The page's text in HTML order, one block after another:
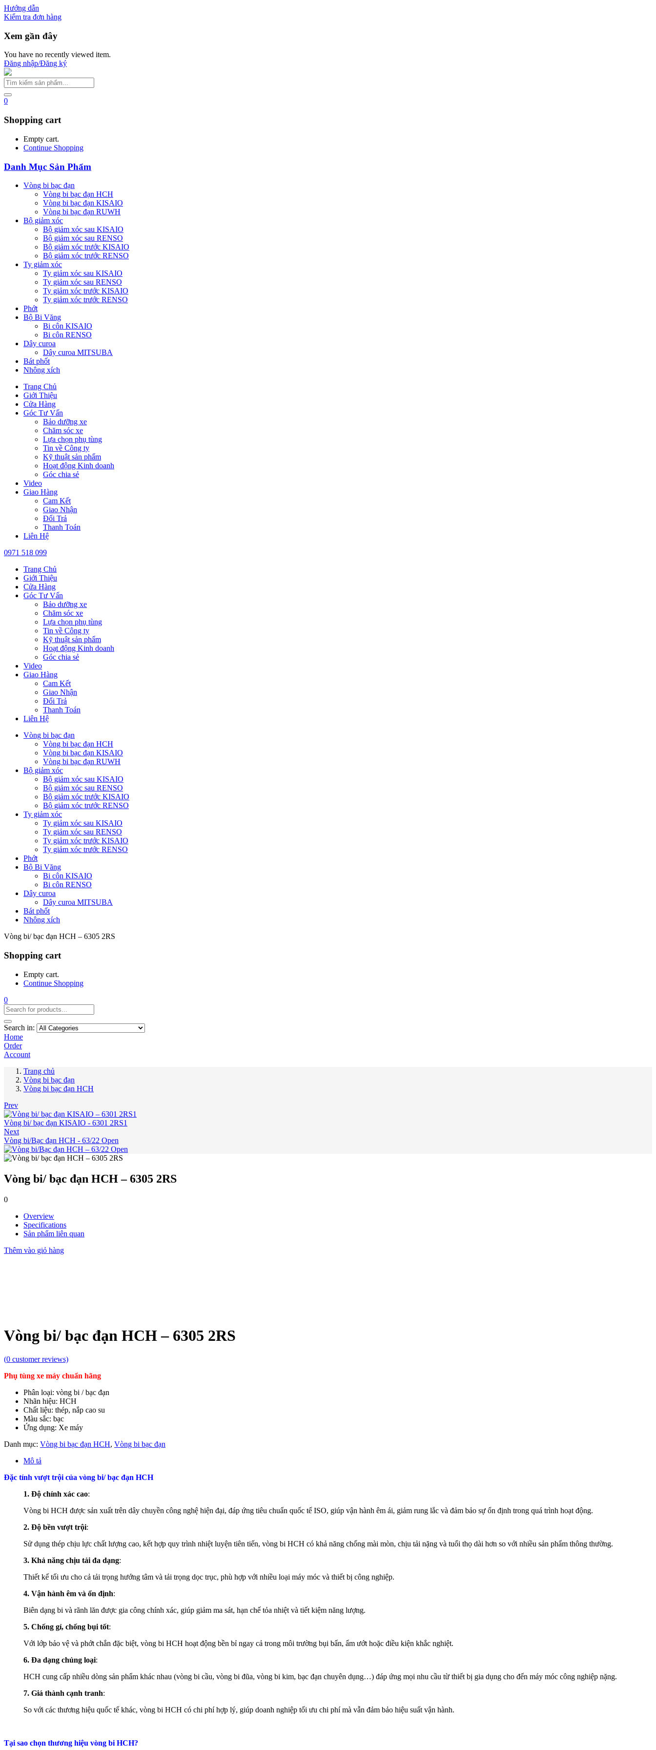
Hướng dẫn
Kiểm tra đơn hàng
Xem gần đây
You have no recently viewed item.
Đăng nhập/Đăng ký
0
Shopping cart
Empty cart.
Continue Shopping
Danh Mục Sản Phẩm
Vòng bi bạc đạn
Vòng bi bạc đạn HCH
Vòng bi bạc đạn KISAIO
Vòng bi bạc đạn RUWH
Bộ giảm xóc
Bộ giảm xóc sau KISAIO
Bộ giảm xóc sau RENSO
Bộ giảm xóc trước KISAIO
Bộ giảm xóc trước RENSO
Ty giảm xóc
Ty giảm xóc sau KISAIO
Ty giảm xóc sau RENSO
Ty giảm xóc trước KISAIO
Ty giảm xóc trước RENSO
Phớt
Bộ Bi Văng
Bi côn KISAIO
Bi côn RENSO
Dây curoa
Dây curoa MITSUBA
Bát phốt
Nhông xích
Trang Chủ
Giới Thiệu
Cửa Hàng
Góc Tư Vấn
Bảo dưỡng xe
Chăm sóc xe
Lựa chọn phụ tùng
Tin về Công ty
Kỹ thuật sản phẩm
Hoạt động Kinh doanh
Góc chia sẻ
Video
Giao Hàng
Cam Kết
Giao Nhận
Đổi Trả
Thanh Toán
Liên Hệ
0971 518 099
Trang Chủ
Giới Thiệu
Cửa Hàng
Góc Tư Vấn
Bảo dưỡng xe
Chăm sóc xe
Lựa chọn phụ tùng
Tin về Công ty
Kỹ thuật sản phẩm
Hoạt động Kinh doanh
Góc chia sẻ
Video
Giao Hàng
Cam Kết
Giao Nhận
Đổi Trả
Thanh Toán
Liên Hệ
Vòng bi bạc đạn
Vòng bi bạc đạn HCH
Vòng bi bạc đạn KISAIO
Vòng bi bạc đạn RUWH
Bộ giảm xóc
Bộ giảm xóc sau KISAIO
Bộ giảm xóc sau RENSO
Bộ giảm xóc trước KISAIO
Bộ giảm xóc trước RENSO
Ty giảm xóc
Ty giảm xóc sau KISAIO
Ty giảm xóc sau RENSO
Ty giảm xóc trước KISAIO
Ty giảm xóc trước RENSO
Phớt
Bộ Bi Văng
Bi côn KISAIO
Bi côn RENSO
Dây curoa
Dây curoa MITSUBA
Bát phốt
Nhông xích
Vòng bi/ bạc đạn HCH – 6305 2RS
Shopping cart
Empty cart.
Continue Shopping
0
Search in:
Home
Order
Account
Trang chủ
Vòng bi bạc đạn
Vòng bi bạc đạn HCH
Prev
Vòng bi/ bạc đạn KISAIO - 6301 2RS1
Next
Vòng bi/Bạc đạn HCH - 63/22 Open
Vòng bi/ bạc đạn HCH – 6305 2RS
0
Overview
Specifications
Sản phẩm liên quan
Thêm vào giỏ hàng
Vòng bi/ bạc đạn HCH – 6305 2RS
(0 customer reviews)
Phụ tùng xe máy chuẩn hãng
Phân loại: vòng bi / bạc đạn
Nhãn hiệu: HCH
Chất liệu: thép, nắp cao su
Màu sắc: bạc
Ứng dụng: Xe máy
Danh mục: Vòng bi bạc đạn HCH, Vòng bi bạc đạn
Mô tả
Đặc tính vượt trội của vòng bi/ bạc đạn HCH
1. Độ chính xác cao:
Vòng bi HCH được sản xuất trên dây chuyền công nghệ hiện đại, đáp ứng tiêu chuẩn quốc tế ISO, giúp vận hành êm ái, giảm rung lắc và đảm bảo sự ổn định trong quá trình hoạt động.
2. Độ bền vượt trội:
Sử dụng thép chịu lực chất lượng cao, kết hợp quy trình nhiệt luyện tiên tiến, vòng bi HCH có khả năng chống mài mòn, chịu tải nặng và tuổi thọ dài hơn so với nhiều sản phẩm thông thường.
3. Khả năng chịu tải đa dạng:
Thiết kế tối ưu cho cả tải trọng hướng tâm và tải trọng dọc trục, phù hợp với nhiều loại máy móc và thiết bị công nghiệp.
4. Vận hành êm và ổn định:
Biên dạng bi và rãnh lăn được gia công chính xác, giúp giảm ma sát, hạn chế tỏa nhiệt và tiết kiệm năng lượng.
5. Chống gỉ, chống bụi tốt:
Với lớp bảo vệ và phớt chắn đặc biệt, vòng bi HCH hoạt động bền bỉ ngay cả trong môi trường bụi bẩn, ẩm ướt hoặc điều kiện khắc nghiệt.
6. Đa dạng chủng loại:
HCH cung cấp nhiều dòng sản phẩm khác nhau (vòng bi cầu, vòng bi đũa, vòng bi kim, bạc đạn chuyên dụng…) đáp ứng mọi nhu cầu từ thiết bị gia dụng cho đến máy móc công nghiệp nặng.
7. Giá thành cạnh tranh:
So với các thương hiệu quốc tế khác, vòng bi HCH có chi phí hợp lý, giúp doanh nghiệp tối ưu chi phí mà vẫn đảm bảo hiệu suất vận hành.
Tại sao chọn thương hiệu vòng bi HCH?